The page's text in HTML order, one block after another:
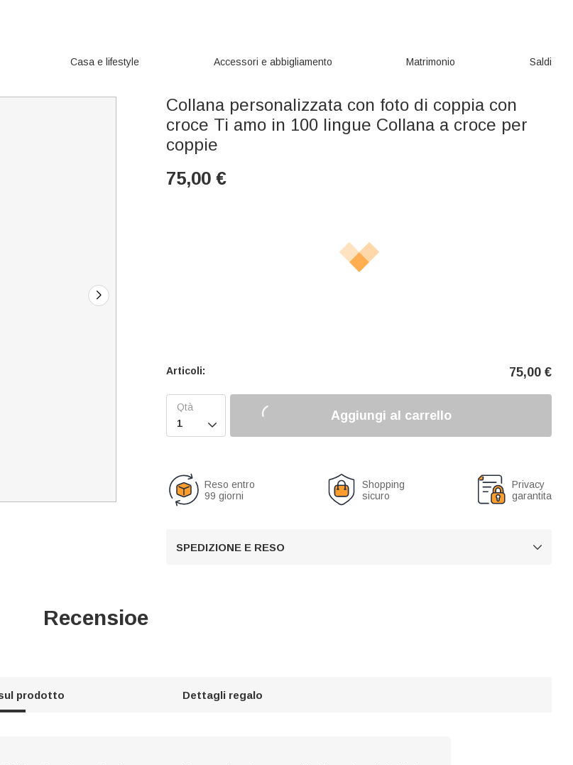
Casa e lifestyle Accessori e abbigliamento Matrimonio Saldi
Collana personalizzata con foto di coppia con
croce Ti amo in 100 lingue Collana a croce per
coppie
75,00 €
Articoli: 75,00 €

Aggiungi al carrello
Reso entro
99 giorni
Shopping
sicuro
Privacy
garantita
SPEDIZIONE E RESO 
Recensioe
prodotto Dettagli regalo